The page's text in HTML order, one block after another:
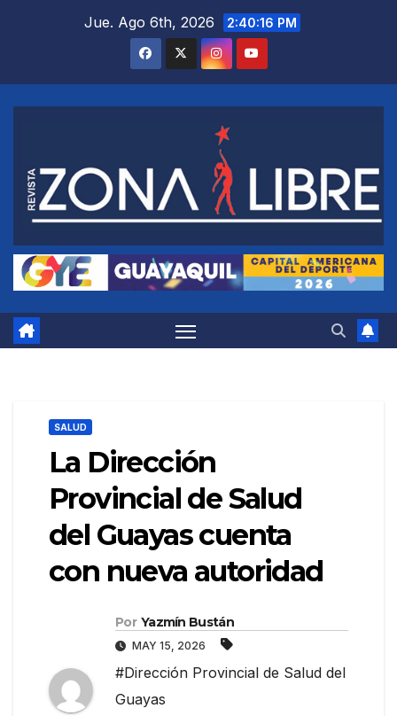
Jue. Ago 6th, 2026 2:40:17 PM
SALUD
La Dirección
Provincial de Salud
del Guayas cuenta
con nueva autoridad
Por Yazmín Bustán
MAY 15, 2026
#Dirección Provincial de Salud del
Guayas